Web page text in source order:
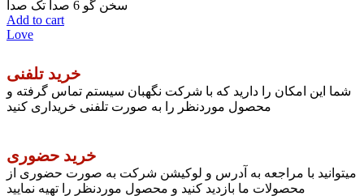
Add to cart
Love
خرید تلفنی
شما این امکان را دارید که با شرکت نگهبان سیستم تماس گرفته و
محصول موردنظر را به صورت تلفنی خریداری کنید
خرید حضوری
میتوانید با مراجعه به آدرس و لوکیشن شرکت به صورت حضوری از
محصولات ما بازدید کنید و محصول موردنظر را تهیه نمایید